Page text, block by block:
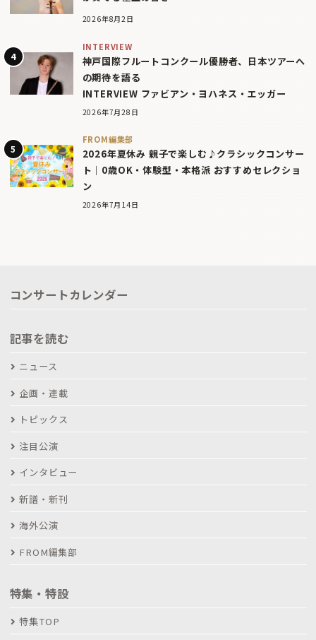
2026年8月2日
INTERVIEW
神戸国際フルートコンクール優勝者、日本ツアーへ
の期待を語る
INTERVIEW ファビアン・ヨハネス・エッガー
2026年7月28日
FROM編集部
2026年夏休み 親子で楽しむ♪クラシックコンサー
ト｜0歳OK・体験型・本格派 おすすめセレクショ
ン
2026年7月14日
コンサートカレンダー
記事を読む
ニュース
企画・連載
トピックス
注目公演
インタビュー
新譜・新刊
海外公演
FROM編集部
特集・特設
特集TOP